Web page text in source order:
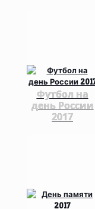
Футбол на
день России
2017